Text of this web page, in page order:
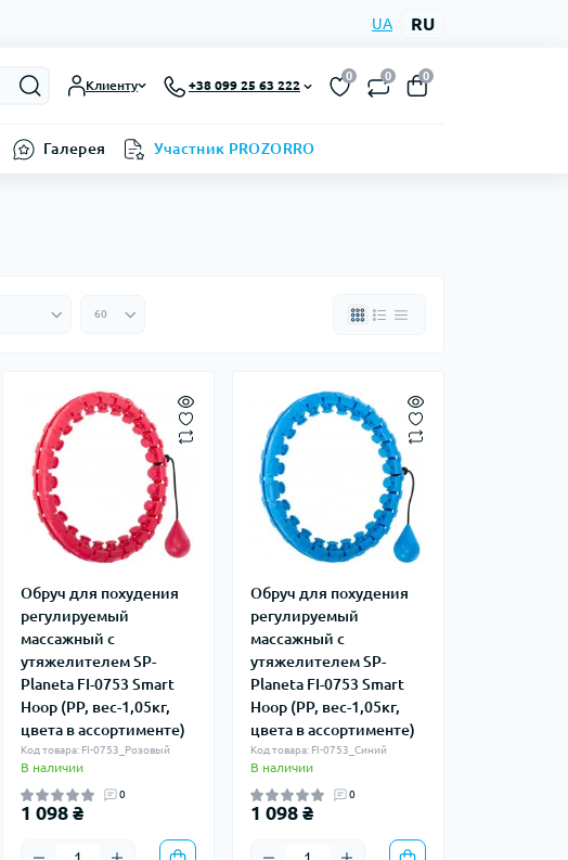
UA RU
Клиенту +38 099 25 63 222
0 0 0
Галерея Участник PROZORRO
Обруч для похудения
регулируемый
массажный с
утяжелителем SP-
Planeta FI-0753 Smart
Hoop (PP, вес-1,05кг,
цвета в ассортименте)
Код товара: FI-0753_Розовый
В наличии
0
1 098 ₴
Обруч для похудения
регулируемый
массажный с
утяжелителем SP-
Planeta FI-0753 Smart
Hoop (PP, вес-1,05кг,
цвета в ассортименте)
Код товара: FI-0753_Синий
В наличии
0
1 098 ₴